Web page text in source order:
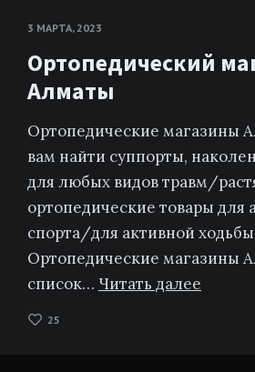
3 МАРТА, 2023
Ортопедический
Алматы
Ортопедические магазины
вам найти суппорты,
для любых видов травм/
ортопедические товары для
спорта/для активной
Ортопедические магазины
список… Читать далее
25